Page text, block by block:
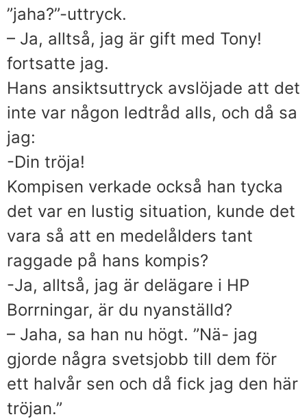
”jaha?”-uttryck.
– Ja, alltså, jag är gift med Tony!
fortsatte jag.
Hans ansiktsuttryck avslöjade att det
inte var någon ledtråd alls, och då sa
jag:
-Din tröja!
Kompisen verkade också han tycka
det var en lustig situation, kunde det
vara så att en medelålders tant
raggade på hans kompis?
-Ja, alltså, jag är delägare i HP
Borrningar, är du nyanställd?
– Jaha, sa han nu högt. ”Nä- jag
gjorde några svetsjobb till dem för
ett halvår sen och då fick jag den här
tröjan.”